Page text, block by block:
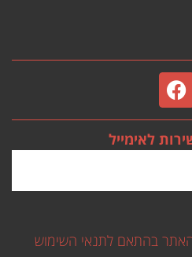
לאימייל
בהתאם לתנאי השימוש